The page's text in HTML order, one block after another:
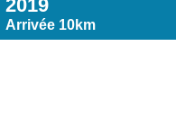
2019
Arrivée 10km